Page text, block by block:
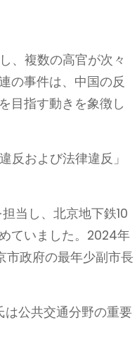
、複数の高官が次々
の事件は、中国の反
目指す動きを象徴し
反および法律違反」
当し、北京地下鉄10
ていました。2024年
市政府の最年少副市長
公共交通分野の重要